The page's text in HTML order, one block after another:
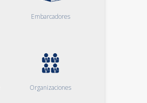
Embarcadores
Organizaciones